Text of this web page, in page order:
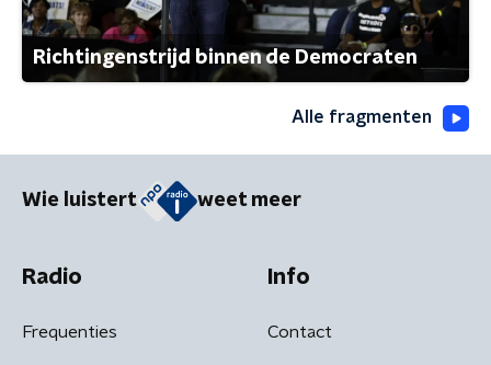
Richtingenstrijd binnen de Democraten
Alle fragmenten
Wie luistert weet meer
Radio
Frequenties
Info
Contact